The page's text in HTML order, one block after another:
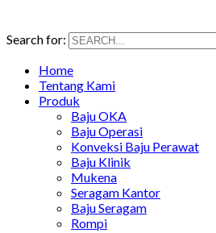
Search for:
Home
Tentang Kami
Produk
Baju OKA
Baju Operasi
Konveksi Baju Perawat
Baju Klinik
Mukena
Seragam Kantor
Baju Seragam
Rompi